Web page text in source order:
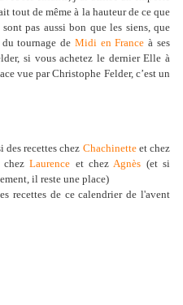
tout de même à la hauteur de ce que
pas aussi bon que les siens, que
tournage de Midi en France à ses
si vous achetez le dernier Elle à
vue par Christophe Felder, c’est un
recettes chez Chachinetteet chez
chezLaurence et chezAgnès (et si
il reste une place)
recettes de ce calendrier de l'avent